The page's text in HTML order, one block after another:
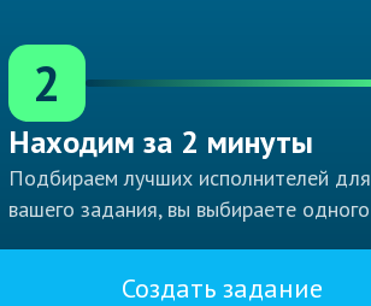
2
Находим за 2 минуты
Подбираем лучших исполнителей для
вашего задания, вы выбираете одного
Создать задание